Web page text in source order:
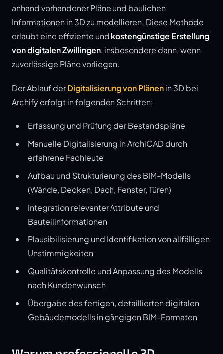
anhand vorhandener Pläne und baulichen
Informationen in 3D zu modellieren. Diese Methode
erlaubt eine effiziente und kostengünstige Erstellung
von digitalen Zwillingen, insbesondere dann, wenn
zuverlässige Pläne vorliegen.
Der Ablauf derDigitalisierung von Plänenin 3D bei
Archify erfolgt in folgenden Schritten:
Erfassung und Prüfung der Bestandspläne
Manuelle Digitalisierung in ArchiCAD durch
erfahrene Fachleute
Aufbau und Strukturierung des BIM-Modells
(Wände, Decken, Dach, Fenster, Türen)
Integration relevanter Attribute und
Bauteilinformationen
Plausibilisierung und Identifikation von allfälligen
Unstimmigkeiten
Qualitätskontrolle und Anpassung des Modells
nach Kundenwunsch
Übergabe des fertigen, detaillierten digitalen
Gebäudemodells in gängigen BIM-Formaten